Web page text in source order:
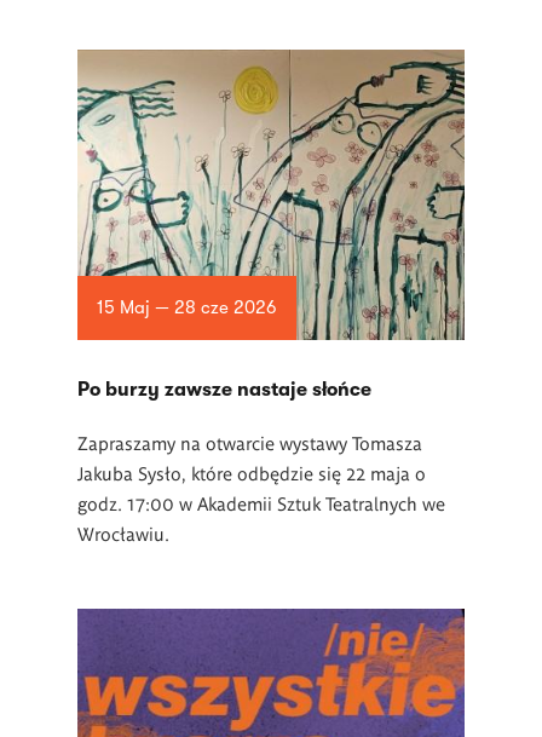
15 Maj — 28 cze 2026
Po burzy zawsze nastaje słońce
Zapraszamy na otwarcie wystawy Tomasza
Jakuba Sysło, które odbędzie się 22 maja o
godz. 17:00 w Akademii Sztuk Teatralnych we
Wrocławiu.